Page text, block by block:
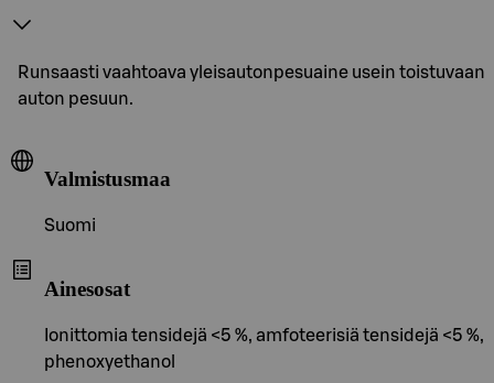
Runsaasti vaahtoava yleisautonpesuaine usein toistuvaan
auton pesuun.
Valmistusmaa
Suomi
Ainesosat
Ionittomia tensidejä <5 %, amfoteerisiä tensidejä <5 %,
phenoxyethanol